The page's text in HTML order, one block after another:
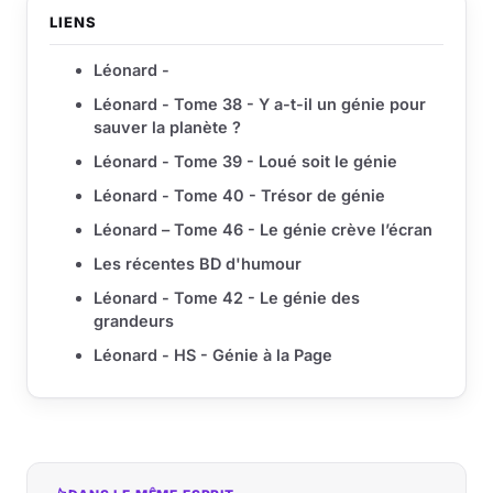
LIENS
Léonard -
Léonard - Tome 38 - Y a-t-il un génie pour
sauver la planète ?
Léonard - Tome 39 - Loué soit le génie
Léonard - Tome 40 - Trésor de génie
Léonard – Tome 46 - Le génie crève l’écran
Les récentes BD d'humour
Léonard - Tome 42 - Le génie des
grandeurs
Léonard - HS - Génie à la Page